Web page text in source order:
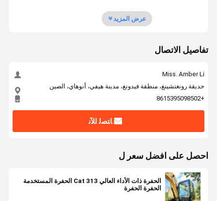
عرض المزيد
تفاصيل الاتصال
Miss. Amber Li
حديقة رونغتشينغ، منطقة فيدونغ، مدينة هيفي، أنوهاي، الصين
+8615395098502
ﺎﺘﺼﻟ ﺍﻶﻧ
احصل على افضل سعر ل
الحفرة ذات الأداء العالي Cat 313 الحفرة المستخدمة
الحفرة الحفرة